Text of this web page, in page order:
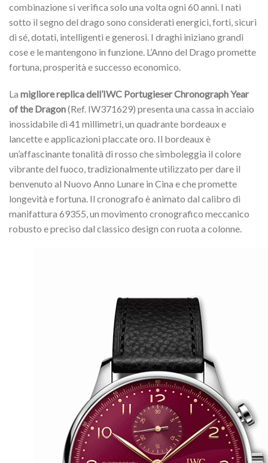
combinazione si verifica solo una volta ogni 60 anni. I nati
sotto il segno del drago sono considerati energici, forti, sicuri
di sé, dotati, intelligenti e generosi. I draghi iniziano grandi
cose e le mantengono in funzione. L’Anno del Drago promette
fortuna, prosperità e successo economico.
La migliore replica dell’IWC Portugieser Chronograph Year
of the Dragon(Ref. IW371629) presenta una cassa in acciaio
inossidabile di 41 millimetri, un quadrante bordeaux e
lancette e applicazioni placcate oro. Il bordeaux è
un’affascinante tonalità di rosso che simboleggia il colore
vibrante del fuoco, tradizionalmente utilizzato per dare il
benvenuto al Nuovo Anno Lunare in Cina e che promette
longevità e fortuna. Il cronografo è animato dal calibro di
manifattura 69355, un movimento cronografico meccanico
robusto e preciso dal classico design con ruota a colonne.